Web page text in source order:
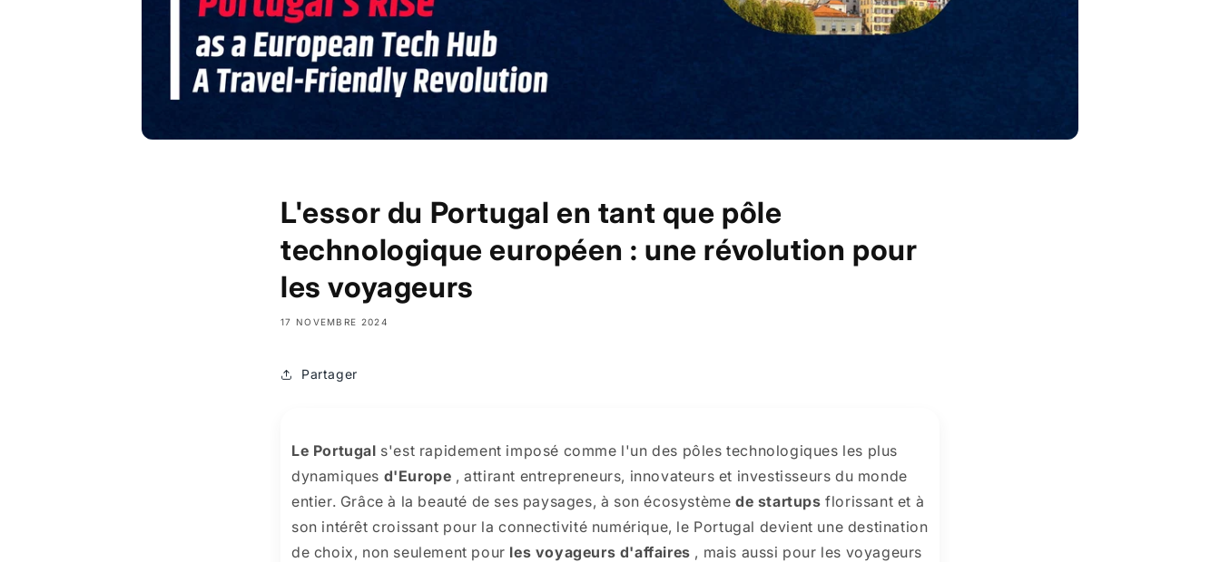
L'essor du Portugal en tant que pôle
technologique européen : une révolution pour
les voyageurs
17 NOVEMBRE 2024
Partager
Le Portugal s'est rapidement imposé comme l'un des pôles technologiques les plus
dynamiques d'Europe , attirant entrepreneurs, innovateurs et investisseurs du monde
entier. Grâce à la beauté de ses paysages, à son écosystèmede startups florissant et à
son intérêt croissant pour la connectivité numérique, le Portugal devient une destination
de choix, non seulement pour les voyageurs d'affaires , mais aussi pour les voyageurs